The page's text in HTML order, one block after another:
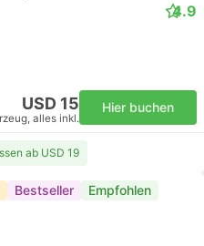
4.9
USD 15
alles inkl.
Hier buchen
ab USD 19
Bestseller Empfohlen